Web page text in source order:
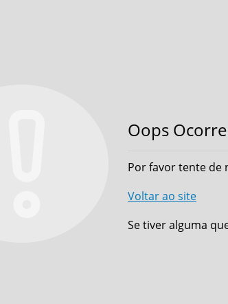
Oops
Por favor tente de
Voltar ao site
Se tiver alguma